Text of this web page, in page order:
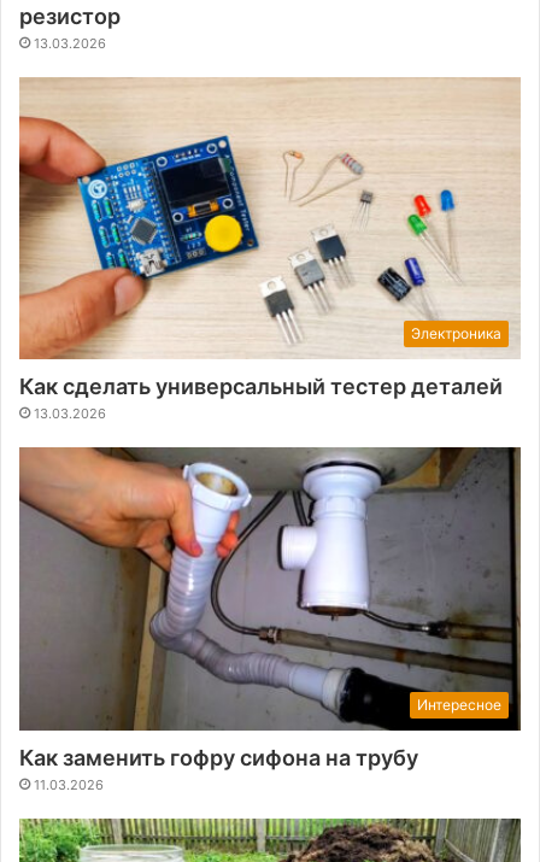
резистор
13.03.2026
Электроника
Как сделать универсальный тестер деталей
13.03.2026
Интересное
Как заменить гофру сифона на трубу
11.03.2026